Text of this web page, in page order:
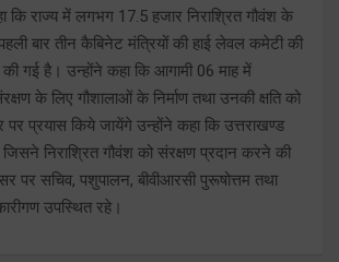
कि राज्य में लगभग 17.5 हजार निराश्रित गौवंश के
बार तीन कैबिनेट मंत्रियों की हाई लेवल कमेटी की
गई है। उन्होंने कहा कि आगामी 06 माह में
के लिए गौशालाओं के निर्माण तथा उनकी क्षति को
पर प्रयास किये जायेंगे उन्होंने कहा कि उत्तराखण्ड
निराश्रित गौवंश को संरक्षण प्रदान करने की
पर सचिव, पशुपालन, बीवीआरसी पुरूषोत्तम तथा
उपस्थित रहे।